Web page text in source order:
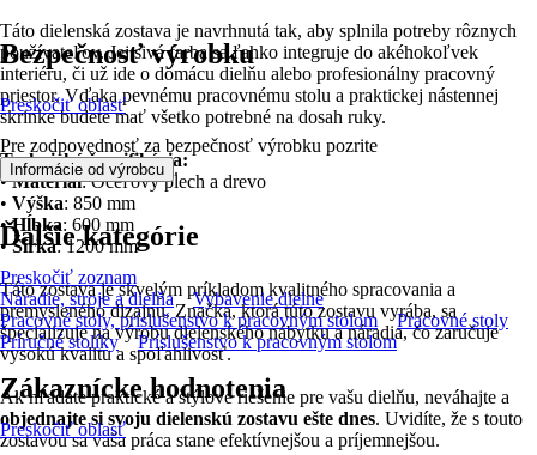
Táto dielenská zostava je navrhnutá tak, aby splnila potreby rôznych
používateľov. Jej sivá farba sa ľahko integruje do akéhokoľvek
interiéru, či už ide o domácu dielňu alebo profesionálny pracovný
priestor. Vďaka pevnému pracovnému stolu a praktickej nástennej
skrinke budete mať všetko potrebné na dosah ruky.
Technická špecifikácia:
•Materiál: Oceľový plech a drevo
• Výška: 850 mm
•Hĺbka: 600 mm
•Šírka: 1200 mm
Táto zostava je skvelým príkladom kvalitného spracovania a
premysleného dizajnu. Značka, ktorá túto zostavu vyrába, sa
špecializuje na výrobu dielenského nábytku a náradia, čo zaručuje
vysokú kvalitu a spoľahlivosť.
Ak hľadáte praktické a štýlové riešenie pre vašu dielňu, neváhajte a
objednajte si svoju dielenskú zostavu ešte dnes. Uvidíte, že s touto
zostavou sa vaša práca stane efektívnejšou a príjemnejšou.
Bezpečnosť výrobku
Preskočiť oblasť
Pre zodpovednosť za bezpečnosť výrobku pozrite
Informácie od výrobcu .
Ďalšie kategórie
Preskočiť zoznam
Náradie, stroje a dielňa
Vybavenie dielne
Pracovné stoly, príslušenstvo k pracovným stolom
Pracovné stoly
Príručné stolíky
Príslušenstvo k pracovným stolom
Zákaznícke hodnotenia
Preskočiť oblasť